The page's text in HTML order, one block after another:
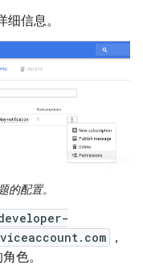
信息。
的配置。
，
色。